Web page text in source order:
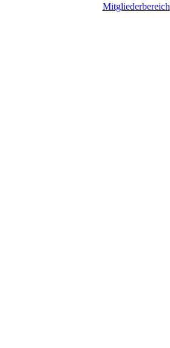
Mitgliederbereich